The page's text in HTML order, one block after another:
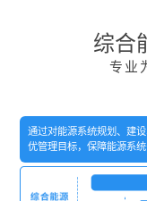
综合
专业
通过对能源系统规划、建
优管理目标，保障能源系